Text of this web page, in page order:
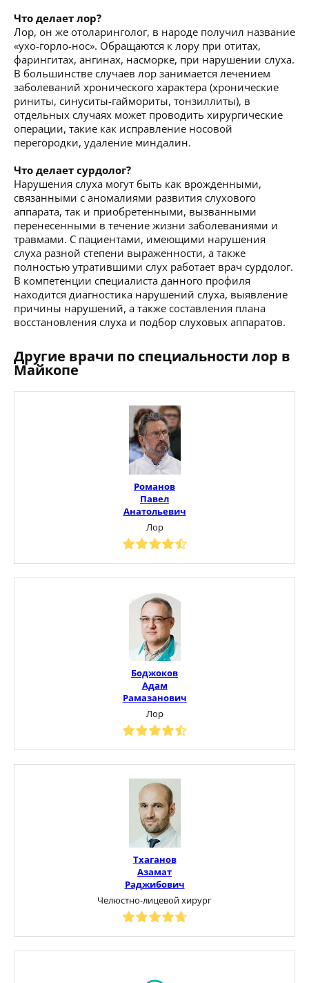
Что делает лор?
Лор, он же отоларинголог, в народе получил название
«ухо-горло-нос». Обращаются к лору при отитах,
фарингитах, ангинах, насморке, при нарушении слуха.
В большинстве случаев лор занимается лечением
заболеваний хронического характера (хронические
риниты, синуситы-гаймориты, тонзиллиты), в
отдельных случаях может проводить хирургические
операции, такие как исправление носовой
перегородки, удаление миндалин.
Что делает сурдолог?
Нарушения слуха могут быть как врожденными,
связанными с аномалиями развития слухового
аппарата, так и приобретенными, вызванными
перенесенными в течение жизни заболеваниями и
травмами. С пациентами, имеющими нарушения
слуха разной степени выраженности, а также
полностью утратившими слух работает врач сурдолог.
В компетенции специалиста данного профиля
находится диагностика нарушений слуха, выявление
причины нарушений, а также составления плана
восстановления слуха и подбор слуховых аппаратов.
Другие врачи по специальности лор в
Майкопе
Романов
Павел
Анатольевич
Лор
Боджоков
Адам
Рамазанович
Лор
Тхаганов
Азамат
Раджибович
Челюстно-лицевой хирург